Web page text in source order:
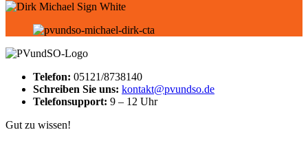
Telefon: 05121/8738140
Schreiben Sie uns: kontakt@pvundso.de
Telefonsupport: 9 – 12 Uhr
Gut zu wissen!